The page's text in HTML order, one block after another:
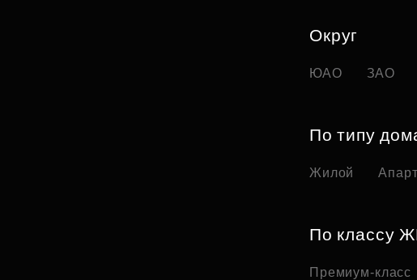
Округ
ЮАО ЗАО
По типу
Жилой Апарт
По классу
Премиум-класс